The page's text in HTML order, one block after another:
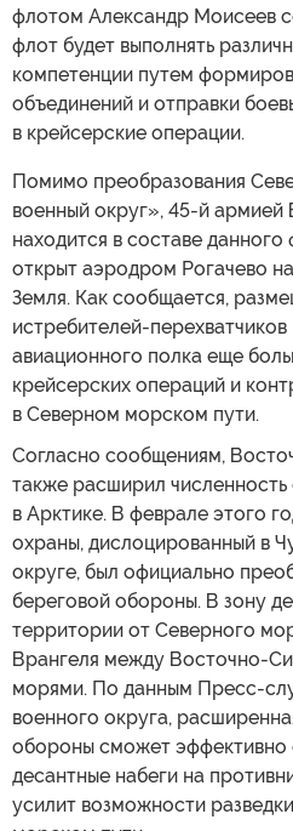
флотом Александр Моисеев
флот будет выполнять
компетенции путем
объединений и отправки
в крейсерские операции.
Помимо преобразования
военный округ», 45-й
находится в составе
открыт аэродром Рогачево
Земля. Как сообщается,
истребителей-
авиационного полка еще
крейсерских операций и
в Северном морском пути.
Согласно сообщениям,
также расширил численность
в Арктике. В феврале этого
охраны, дислоцированный в
округе, был официально
береговой обороны. В зону
территории от Северного
Врангеля между Восточно-
морями. По данным Пресс-
военного округа,
обороны сможет эффективно
десантные набеги на
усилит возможности